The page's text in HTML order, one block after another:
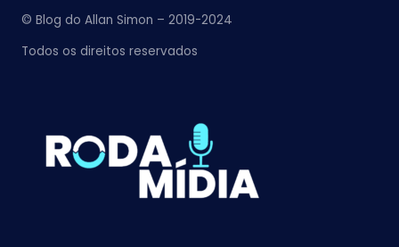
© Blog do Allan Simon – 2019-2024
Todos os direitos reservados